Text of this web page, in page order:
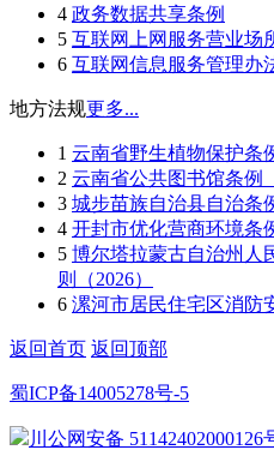
4 政务数据共享条例
5 互联网上网服务营业场
6 互联网信息服务管理办
地方法规更多...
1 云南省野生植物保护条
2 云南省公共图书馆条例
3 城步苗族自治县自治条
4 开封市优化营商环境条
5 博尔塔拉蒙古自治州人
则（2026）
6 漯河市居民住宅区消防
返回首页 返回顶部
蜀ICP备14005278号-5
川公网安备 51142402000126